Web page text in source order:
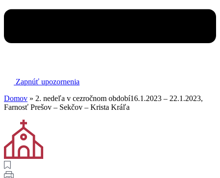
Zapnúť upozornenia
Domov » 2. nedeľa v cezročnom období16.1.2023 – 22.1.2023,
Farnosť Prešov – Sekčov – Krista Kráľa